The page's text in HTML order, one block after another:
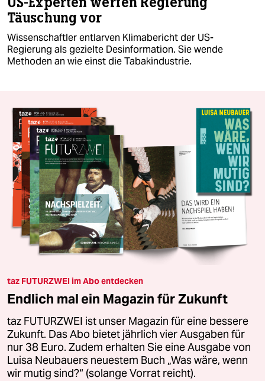
Täuschung vor
Wissenschaftler entlarven Klimabericht der US-
Regierung als gezielte Desinformation. Sie wende
Methoden an wie einst die Tabakindustrie.
taz FUTURZWEI im Abo entdecken
Endlich mal ein Magazin für Zukunft
taz FUTURZWEI ist unser Magazin für eine bessere
Zukunft. Das Abo bietet jährlich vier Ausgaben für
nur 38 Euro. Zudem erhalten Sie eine Ausgabe von
Luisa Neubauers neuestem Buch „Was wäre, wenn
wir mutig sind?“ (solange Vorrat reicht).